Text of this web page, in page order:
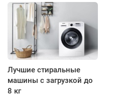
Лучшие стиральные
машины с загрузкой до
8 кг